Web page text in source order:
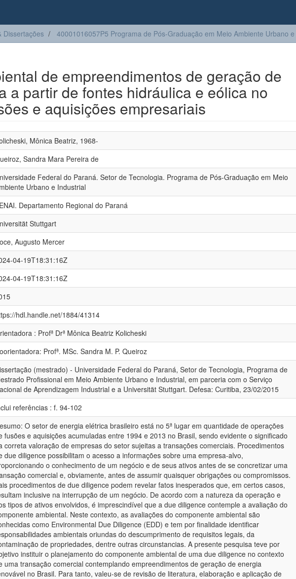
Dissertações 40001016057P5 Programa de Pós-Graduação em Meio Ambiente Urbano
de empreendimentos de geração de
a partir de fontes hidráulica e eólica no
e aquisições empresariais
Mônica Beatriz, 1968-
Sandra Mara Pereira de
Federal do Paraná. Setor de Tecnologia. Programa de Pós-Graduação em Meio
Urbano e Industrial
Departamento Regional do Paraná
Stuttgart
Augusto Mercer
04-19T18:31:16Z
04-19T18:31:16Z
hdl.handle.net/1884/41314
: Profª Drª Mônica Beatriz Kolicheski
Profª. MSc. Sandra M. P. Queiroz
(mestrado) - Universidade Federal do Paraná, Setor de Tecnologia, Programa de
Profissional em Meio Ambiente Urbano e Industrial, em parceria com o Serviço
de Aprendizagem Industrial e a Universität Stuttgart. Defesa: Curitiba, 23/02/2015
referências : f. 94-102
O setor de energia elétrica brasileiro está no 5ª lugar em quantidade de operações
fusões e aquisições acumuladas entre 1994 e 2013 no Brasil, sendo evidente o significado
correta valoração de empresas do setor sujeitas a transações comerciais. Procedimentos
due diligence possibilitam o acesso a informações sobre uma empresa-alvo,
o conhecimento de um negócio e de seus ativos antes de se concretizar uma
comercial e, obviamente, antes de assumir quaisquer obrigações ou compromissos.
procedimentos de due diligence podem revelar fatos inesperados que, em certos casos,
inclusive na interrupção de um negócio. De acordo com a natureza da operação e
tipos de ativos envolvidos, é imprescindível que a due diligence contemple a avaliação do
ambiental. Neste contexto, as avaliações do componente ambiental são
como Environmental Due Diligence (EDD) e tem por finalidade identificar
ambientais oriundas do descumprimento de requisitos legais, da
de propriedades, dentre outras circunstancias. A presente pesquisa teve por
instituir o planejamento do componente ambiental de uma due diligence no contexto
uma transação comercial contemplando empreendimentos de geração de energia
no Brasil. Para tanto, valeu-se de revisão de literatura, elaboração e aplicação de